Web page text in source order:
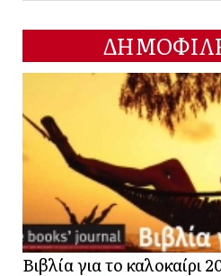
Βιβλία για το καλοκαίρι